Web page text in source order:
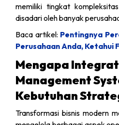
memiliki tingkat
disadari oleh banyak
Baca artikel: Pentingnya
Perusahaan Anda, Ketahui
Mengapa
Management
Kebutuhan
Transformasi bisnis modern